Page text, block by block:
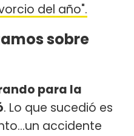
del año".
sobre
para la
. Lo que sucedió es
accidente